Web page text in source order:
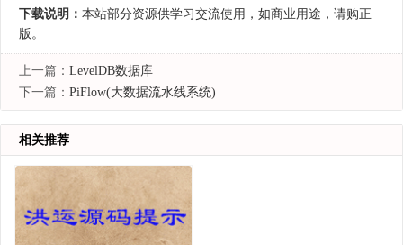
下载说明： 本站部分资源供学习交流使用，如商业用途，请购正
版。
上一篇： LevelDB数据库
下一篇： PiFlow(大数据流水线系统)
相关推荐